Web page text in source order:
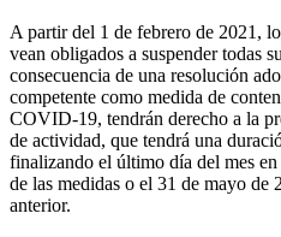
A partir del 1 de febrero de 2021,
vean obligados a suspender todas
consecuencia de una resolución
competente como medida de
COVID-19, tendrán derecho a la
de actividad, que tendrá una
finalizando el último día del mes
de las medidas o el 31 de mayo de
anterior.